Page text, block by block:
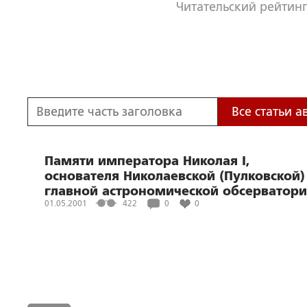
Читательский
Все статьи
Памяти императора Николая I,
основателя Николаевской (Пулковской)
главной астрономической
по случаю столетней годовщины со дня
01.05.2001 422 0 0